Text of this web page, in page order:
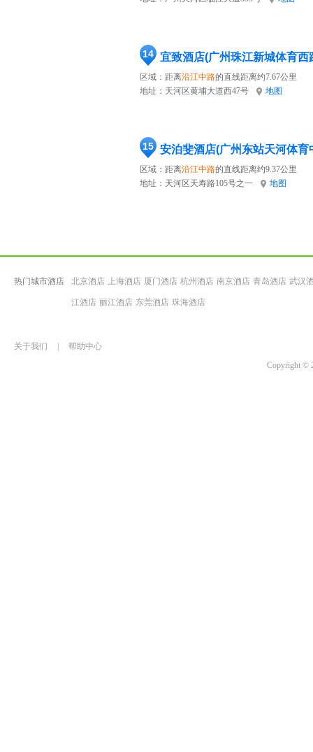
14 宜致酒店(广州珠江新城体育西
区域：距离沿江中路的直线距离约7.67公里
地址： 天河区黄埔大道西47号 地图
15 安泊斐酒店(广州东站天河体育
区域：距离沿江中路的直线距离约9.37公里
地址： 天河区天寿路105号之一 地图
热门城市酒店 北京酒店 上海酒店 厦门酒店 杭州酒店 南京酒店 青岛酒店 武汉
江酒店 丽江酒店 东莞酒店 珠海酒店
关于我们
帮助中心
Copyright ©